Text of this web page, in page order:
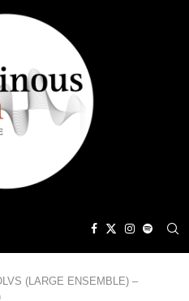
(LARGE ENSEMBLE) –